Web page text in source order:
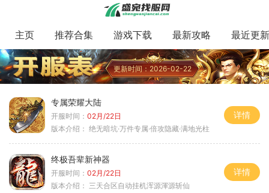
主页 推荐合集 游戏下载 最新攻略 最近更新
更新时间：2026-02-22
专属荣耀大陆
开服时间： 02月/22日
版本介绍： 绝无暗坑·万件专属·倍攻隐藏·满地光柱
详情
终极吾辈新神器
开服时间： 02月/22日
版本介绍： 三天合区自动挂机浑源渾源斩仙
详情